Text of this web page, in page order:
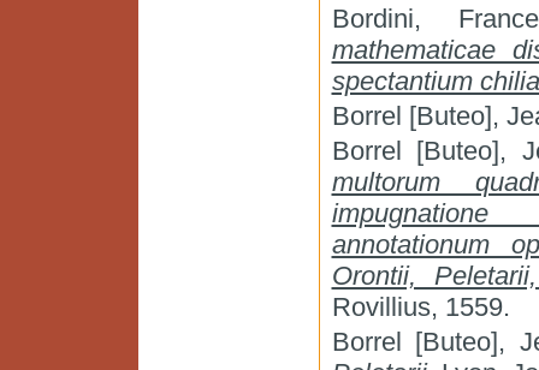
Bordini,
mathematicae
spectantium
Borrel [Buteo],
Borrel [Buteo],
multorum
annotationum
Orontii,
Rovillius, 1559.
Borrel [Buteo],